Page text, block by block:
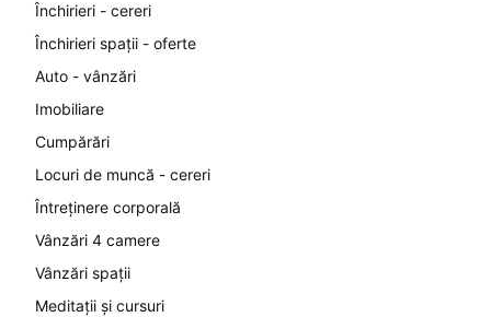
Închirieri - cereri
Închirieri spații - oferte
Auto - vânzări
Imobiliare
Cumpărări
Locuri de muncă - cereri
Întreținere corporală
Vânzări 4 camere
Vânzări spații
Meditații și cursuri